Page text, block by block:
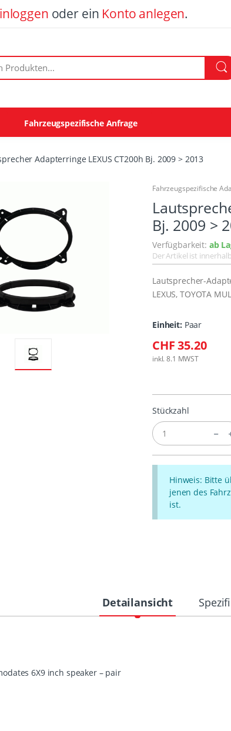
oder ein Konto anlegen.
Fahrzeugspezifische Anfrage
Adapterringe LEXUS CT200h Bj. 2009 > 2013
Fahrzeugspezifische
Bj. 2009 >
Verfügbarkeit: ab
Der Artikel ist
Lautsprecher-
LEXUS, TOYOTA
Einheit: Paar
CHF 35.20
inkl. 8.1 MWST
Stückzahl
Hinweis: Bitte
jenen des
ist.
Detailansicht
6X9 inch speaker – pair